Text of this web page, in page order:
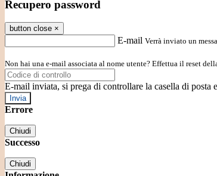
Recupero password
button close ×
E-mail Verrà inviato un
Non hai una e-mail associata al nome utente? Effettua il reset
E-mail inviata, si prega di controllare la casella di posta
Errore
Chiudi
Successo
Chiudi